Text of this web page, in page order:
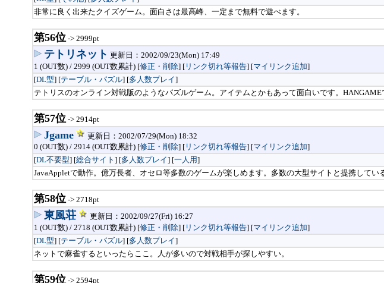
非常に良く出来たクイズゲーム。面白さは最高峰、一定まで無料で遊べます。
第56位-> 2999pt
テトリネット 更新日：2002/09/23(Mon) 17:49
1 (OUT数) / 2999 (OUT数累計) [修正・削除] [リンク切れ等報告] [マイリンク追加]
[DL型] [テーブル・パズル] [多人数プレイ]
テトリスのオンライン対戦版のようなパズルゲーム。アイテムとかもあって面白いです。
第57位-> 2914pt
Jgame
更新日：2002/07/29(Mon) 18:32
0 (OUT数) / 2914 (OUT数累計) [修正・削除] [リンク切れ等報告] [マイリンク追加]
[DL不要型] [総合サイト ] [多人数プレイ] [一人用]
JavaAppletで動作。億万長者、オセロ等多数のゲームが楽しめます。多数の大型サイトと提携してい
第58位-> 2718pt
東風荘
更新日：2002/09/27(Fri) 16:27
1 (OUT数) / 2718 (OUT数累計) [修正・削除] [リンク切れ等報告] [マイリンク追加]
[DL型] [テーブル・パズル] [多人数プレイ]
ネットで麻雀するといったらここ。人が多いので対戦相手が探しやすい。
第59位-> 2594pt